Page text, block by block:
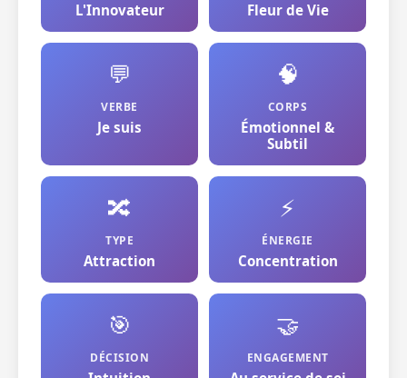
L'Innovateur Fleur de Vie
💬
VERBE
Je suis
🧠
CORPS
Émotionnel &
Subtil
🔀
TYPE
Attraction
⚡
ÉNERGIE
Concentration
🎯
DÉCISION
🤝
ENGAGEMENT